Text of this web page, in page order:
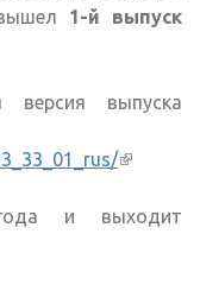
1-й выпуск
версия выпуска
и выходит